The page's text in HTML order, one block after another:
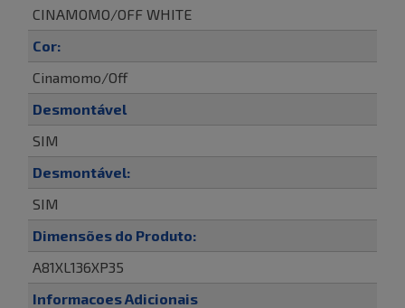
CINAMOMO/OFF WHITE
Cor:
Cinamomo/Off
Desmontável
SIM
Desmontável:
SIM
Dimensões do Produto:
A81XL136XP35
Informacoes Adicionais